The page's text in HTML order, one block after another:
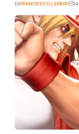
DiFRANCESCO LEMURI